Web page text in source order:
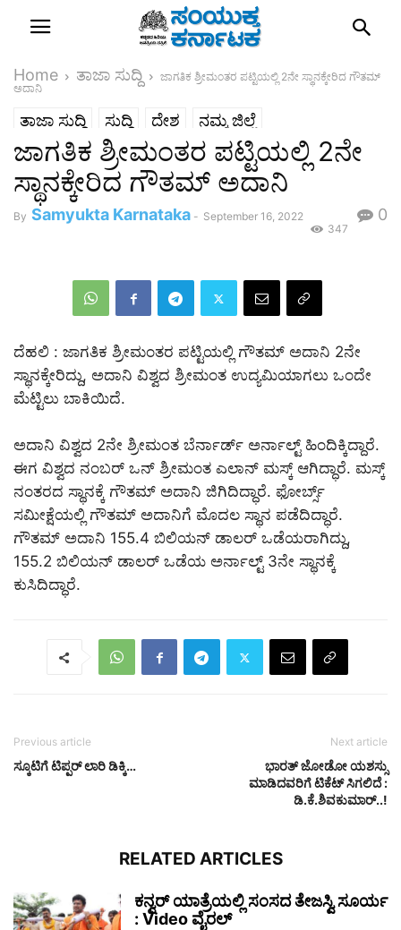
Home ತಾಜಾ ಸುದ್ದಿ
ಜಾಗತಿಕ ಶ್ರೀಮಂತರ ಪಟ್ಟಿಯಲ್ಲಿ 2ನೇ ಸ್ಥಾನಕ್ಕೇರಿದ ಗೌತಮ್​
ಅದಾನಿ
ತಾಜಾ ಸುದ್ದಿ ಸುದ್ದಿ ದೇಶ ನಮ್ಮ ಜಿಲ್ಲೆ
ಜಾಗತಿಕ ಶ್ರೀಮಂತರ ಪಟ್ಟಿಯಲ್ಲಿ 2ನೇ
ಸ್ಥಾನಕ್ಕೇರಿದ ಗೌತಮ್​ ಅದಾನಿ
By Samyukta Karnataka - September 16, 2022 0
347
ದೆಹಲಿ : ಜಾಗತಿಕ ಶ್ರೀಮಂತರ ಪಟ್ಟಿಯಲ್ಲಿ ಗೌತಮ್​ ಅದಾನಿ 2ನೇ
ಸ್ಥಾನಕ್ಕೇರಿದ್ದು, ಅದಾನಿ ವಿಶ್ವದ ಶ್ರೀಮಂತ ಉದ್ಯಮಿಯಾಗಲು ಒಂದೇ
ಮೆಟ್ಟಿಲು ಬಾಕಿಯಿದೆ.
ಅದಾನಿ ವಿಶ್ವದ 2ನೇ ಶ್ರೀಮಂತ ಬೆರ್ನಾರ್ಡ್​ ಅರ್ನಾಲ್ಟ್​ ಹಿಂದಿಕ್ಕಿದ್ದಾರೆ.
ಈಗ ವಿಶ್ವದ ನಂಬರ್​ ಒನ್​ ಶ್ರೀಮಂತ ಎಲಾನ್​​ ಮಸ್ಕ್​​​​​​​​ ಆಗಿದ್ಧಾರೆ. ಮಸ್ಕ್​​
ನಂತರದ ಸ್ಥಾನಕ್ಕೆ ಗೌತಮ್​ ಅದಾನಿ ಜಿಗಿದಿದ್ಧಾರೆ. ಫೋರ್ಬ್ಸ್​
ಸಮೀಕ್ಷೆಯಲ್ಲಿ ಗೌತಮ್​ ಅದಾನಿಗೆ ಮೊದಲ ಸ್ಥಾನ ಪಡೆದಿದ್ಧಾರೆ.
ಗೌತಮ್​ ಅದಾನಿ 155.4 ಬಿಲಿಯನ್​ ಡಾಲರ್​​ ಒಡೆಯರಾಗಿದ್ದು,
155.2 ಬಿಲಿಯನ್​ ಡಾಲರ್​ ಒಡೆಯ ಅರ್ನಾಲ್ಟ್​ 3ನೇ ಸ್ಥಾನಕ್ಕೆ
ಕುಸಿದಿದ್ಧಾರೆ.
Previous article
ಸ್ಕೂಟಿಗೆ ಟಿಪ್ಪರ್ ಲಾರಿ ಡಿಕ್ಕಿ…
Next article
ಭಾರತ್​​ ಜೋಡೋ ಯಶಸ್ಸು
ಮಾಡಿದವರಿಗೆ ಟಿಕೆಟ್​ ಸಿಗಲಿದೆ :
ಡಿ.ಕೆ.ಶಿವಕುಮಾರ್​..!
RELATED ARTICLES
ಕನ್ವರ್ ಯಾತ್ರೆಯಲ್ಲಿ ಸಂಸದ ತೇಜಸ್ವಿ ಸೂರ್ಯ
: Video ವೈರಲ್‌